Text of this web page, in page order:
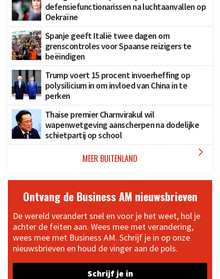
defensiefunctionarissen na luchtaanvallen op
Oekraïne
Spanje geeft Italië twee dagen om
grenscontroles voor Spaanse reizigers te
beëindigen
Trump voert 15 procent invoerheffing op
polysilicium in om invloed van China in te
perken
Thaise premier Charnvirakul wil
wapenwetgeving aanscherpen na dodelijke
schietpartij op school
MEER BUITENLAND 
Ontvang de Business AM nieuwsbrieven
De wereld verandert snel en voor je het weet, hol je
achter de feiten aan. Wees mee met verandering,
wees mee met Business AM. Schrijf je in op onze
nieuwsbrieven en houd de vinger aan de pols.
Schrijf je in